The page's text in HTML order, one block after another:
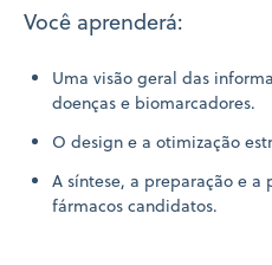
Você aprenderá:
Uma visão geral das
doenças e biomarcadores.
O design e a otimização
A síntese, a preparação e
fármacos candidatos.